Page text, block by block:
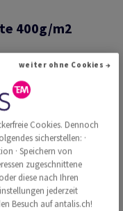
400g/m2
ohne
420µm, 720mm x
FSC Mix Credit
Produkt weiterempfehlen
Cookies. Dennoch
sicherstellen: ·
· Speichern von
zugeschnittene
diese nach Ihren
jederzeit
Besuch auf antalis.ch!
weiter ohne Cookies →